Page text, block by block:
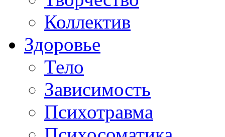
Коллектив
Здоровье
Тело
Зависимость
Психотравма